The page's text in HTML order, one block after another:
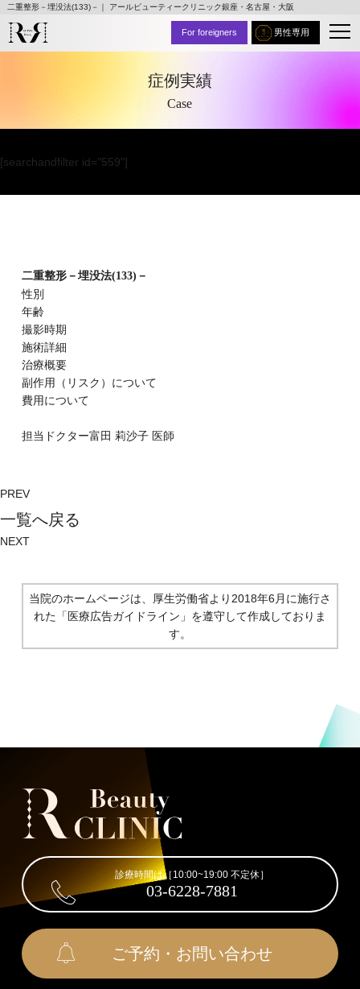
二重整形－埋没法(133)－｜ アールビューティークリニック銀座・名古屋・大阪
男性専用
For foreigners
症例実績
Case
[searchandfilter id="559"]
二重整形－埋没法(133)－
性別
年齢
撮影時期
施術詳細
治療概要
副作⽤（リスク）について
費⽤について
担当ドクター富⽥ 莉沙⼦医師
PREV
⼀覧へ戻る
NEXT
当院のホームページは、厚生労働省より2018年6月に施行さ
れた 「医療広告ガイドライン」を遵守して作成しておりま
す。
診療時間は［10:00~19:00 不定休］
03-6228-7881
ご予約・お問い合わせ